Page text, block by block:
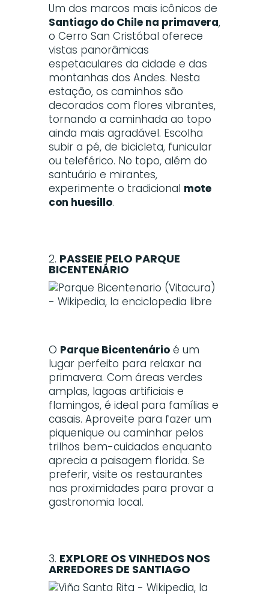
Um dos marcos mais icônicos de
Santiago do Chile na primavera,
o Cerro San Cristóbal oferece
vistas panorâmicas
espetaculares da cidade e das
montanhas dos Andes. Nesta
estação, os caminhos são
decorados com flores vibrantes,
tornando a caminhada ao topo
ainda mais agradável. Escolha
subir a pé, de bicicleta, funicular
ou teleférico. No topo, além do
santuário e mirantes,
experimente o tradicional mote
con huesillo.
2. PASSEIE PELO PARQUE
BICENTENÁRIO
O Parque Bicentenárioé um
lugar perfeito para relaxar na
primavera. Com áreas verdes
amplas, lagoas artificiais e
flamingos, é ideal para famílias e
casais. Aproveite para fazer um
piquenique ou caminhar pelos
trilhos bem-cuidados enquanto
aprecia a paisagem florida. Se
preferir, visite os restaurantes
nas proximidades para provar a
gastronomia local.
3. EXPLORE OS VINHEDOS NOS
ARREDORES DE SANTIAGO